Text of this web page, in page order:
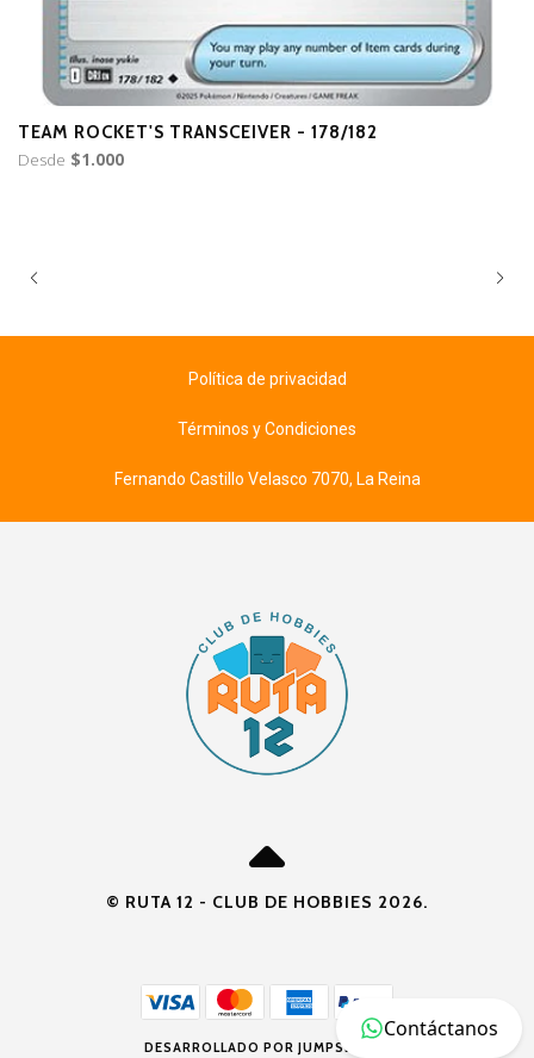
TEAM ROCKET'S TRANSCEIVER - 178/182
Desde $1.000
Política de privacidad
Términos y Condiciones
Fernando Castillo Velasco 7070, La Reina
© RUTA 12 - CLUB DE HOBBIES 2026.
DESARROLLADO POR JUMPSELLER
Contáctanos